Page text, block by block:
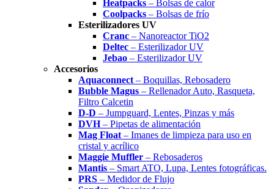
Heatpacks – Bolsas de calor
Coolpacks – Bolsas de frío
Esterilizadores UV
Cranc – Nanoreactor TiO2
Deltec – Esterilizador UV
Jebao – Esterilizador UV
Accesorios
Aquaconnect – Boquillas, Rebosadero
Bubble Magus – Rellenador Auto, Rasqueta,
Filtro Calcetin
D-D – Jumpguard, Lentes, Pinzas y más
DVH– Pipetas de alimentación
Mag Float – Imanes de limpieza para uso en
cristal y acrílico
Maggie Muffler – Rebosaderos
Mantis – Smart ATO, Lupa, Lentes fotográficas.
PRS – Medidor de Flujo